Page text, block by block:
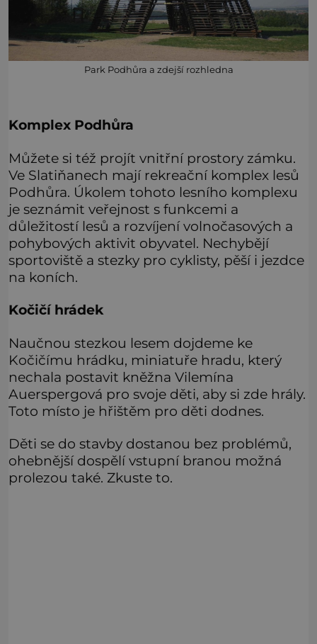
Park Podhůra a zdejší rozhledna
Komplex Podhůra
Můžete si též projít vnitřní prostory zámku.
Ve Slatiňanech mají rekreační komplex lesů
Podhůra. Úkolem tohoto lesního komplexu
je seznámit veřejnost s funkcemi a
důležitostí lesů a rozvíjení volnočasových a
pohybových aktivit obyvatel. Nechybějí
sportoviště a stezky pro cyklisty, pěší i jezdce
na koních.
Kočičí hrádek
Naučnou stezkou lesem dojdeme ke
Kočičímu hrádku, miniatuře hradu, který
nechala postavit kněžna Vilemína
Auerspergová pro svoje děti, aby si zde hrály.
Toto místo je hřištěm pro děti dodnes.
Děti se do stavby dostanou bez problémů,
ohebnější dospělí vstupní branou možná
prolezou také. Zkuste to.